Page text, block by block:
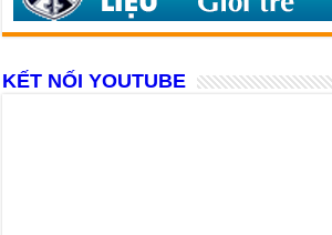
KẾT NỐI YOUTUBE